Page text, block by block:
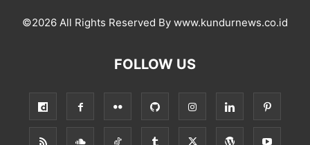
©2026 All Rights Reserved By www.kundurnews.co.id
FOLLOW US